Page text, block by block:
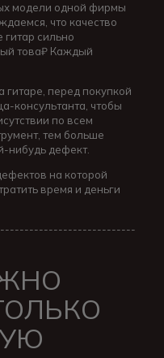
модели одной фирмы
что качество
гитар сильно
това₽ Каждый
перед покупкой
консультанта, чтобы
по всем
тем больше
нибудь дефект.
на которой
время и деньги